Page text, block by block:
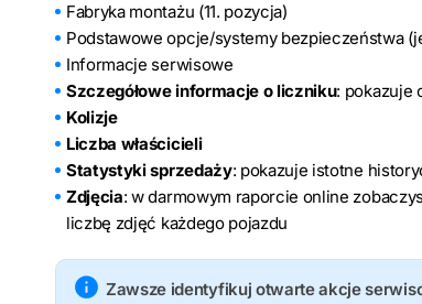
Fabryka montażu (11. pozycja)
Podstawowe opcje/systemy bezpieczeństwa
Informacje serwisowe
Szczegółowe informacje o liczniku: pokazuje
Kolizje
Liczba właścicieli
Statystyki sprzedaży: pokazuje istotne
Zdjęcia: w darmowym raporcie online
liczbę zdjęć każdego pojazdu
Zawsze identyfikuj otwarte akcje